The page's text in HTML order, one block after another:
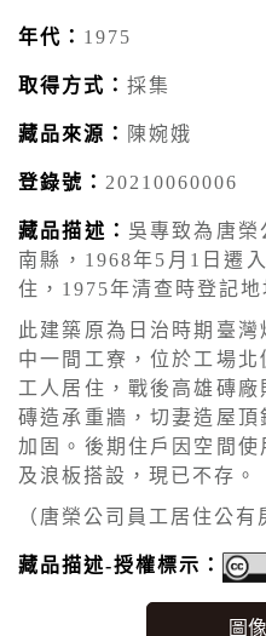
年代： 1975
取得方式： 採集
藏品來源： 陳婉娥
登錄號： 20210060006
藏品描述： 吳專致為唐榮
南縣，1968年5月1日遷
住，1975年清查時登記地
此建築原為日治時期臺
中一間工寮，位於工場
工人居住，戰後高雄磚
磚造承重牆，切妻造屋
加固。後期住戶因空間
及浪板搭設，現已不存。
（唐榮公司員工居住公有
藏品描述-授權標示：